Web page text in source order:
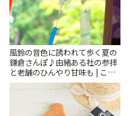
風鈴の音色に誘われて歩く夏の
鎌倉さんぽ♪由緒ある社の参拝
と老舗のひんやり甘味も | こと
りっぷ